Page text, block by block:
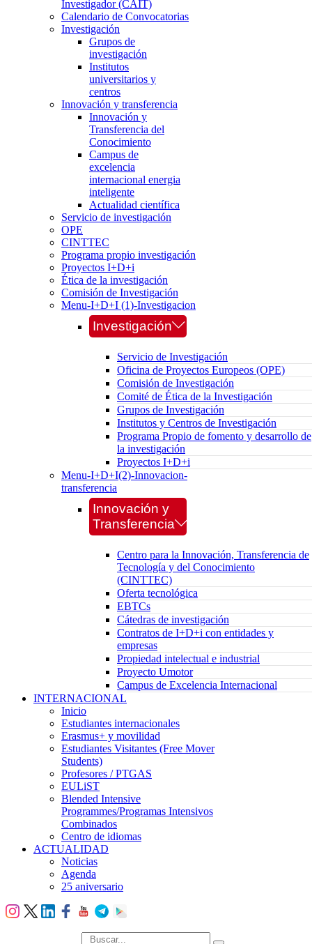
Investigador (CAIT)
Calendario de Convocatorias
Investigación
Grupos de
investigación
Institutos
universitarios y
centros
Innovación y transferencia
Innovación y
Transferencia del
Conocimiento
Campus de
excelencia
internacional energia
inteligente
Actualidad científica
Servicio de investigación
OPE
CINTTEC
Programa propio investigación
Proyectos I+D+i
Ética de la investigación
Comisión de Investigación
Menu-I+D+I (1)-Investigacion
Investigación
Servicio de Investigación
Oficina de Proyectos Europeos (OPE)
Comisión de Investigación
Comité de Ética de la Investigación
Grupos de Investigación
Institutos y Centros de Investigación
Programa Propio de fomento y desarrollo de
la investigación
Proyectos I+D+i
Menu-I+D+I(2)-Innovacion-
transferencia
Innovación y
Transferencia
Centro para la Innovación, Transferencia de
Tecnología y del Conocimiento
(CINTTEC)
Oferta tecnológica
EBTCs
Cátedras de investigación
Contratos de I+D+i con entidades y
empresas
Propiedad intelectual e industrial
Proyecto Umotor
Campus de Excelencia Internacional
INTERNACIONAL
Inicio
Estudiantes internacionales
Erasmus+ y movilidad
Estudiantes Visitantes (Free Mover
Students)
Profesores / PTGAS
EULiST
Blended Intensive
Programmes/Programas Intensivos
Combinados
Centro de idiomas
ACTUALIDAD
Noticias
Agenda
25 aniversario
búsqueda